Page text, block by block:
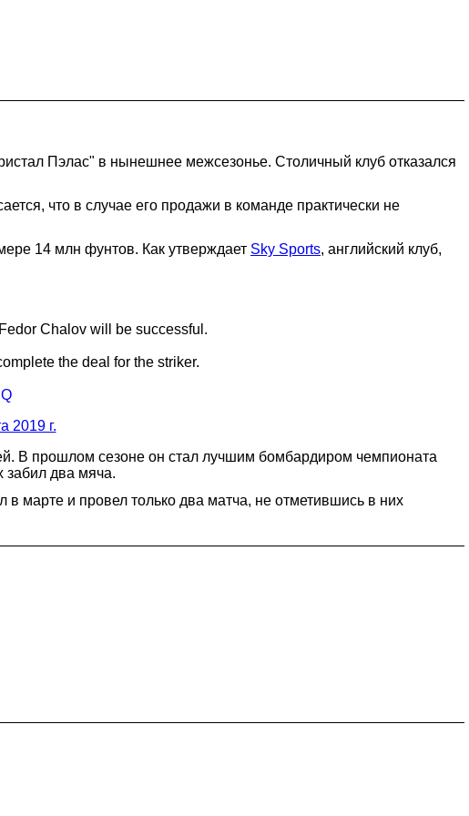
Пэлас" в нынешнее межсезонье. Столичный клуб отказался
что в случае его продажи в команде практически не
14 млн фунтов. Как утверждает Sky Sports, английский клуб,
Chalov will be successful.
the deal for the striker.
2019 г.
В прошлом сезоне он стал лучшим бомбардиром чемпионата
забил два мяча.
марте и провел только два матча, не отметившись в них